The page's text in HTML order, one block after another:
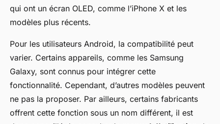
qui ont un écran OLED, comme l’iPhone X et les
modèles plus récents.
Pour les utilisateurs Android, la compatibilité peut
varier. Certains appareils, comme les Samsung
Galaxy, sont connus pour intégrer cette
fonctionnalité. Cependant, d’autres modèles peuvent
ne pas la proposer. Par ailleurs, certains fabricants
offrent cette fonction sous un nom différent, il est